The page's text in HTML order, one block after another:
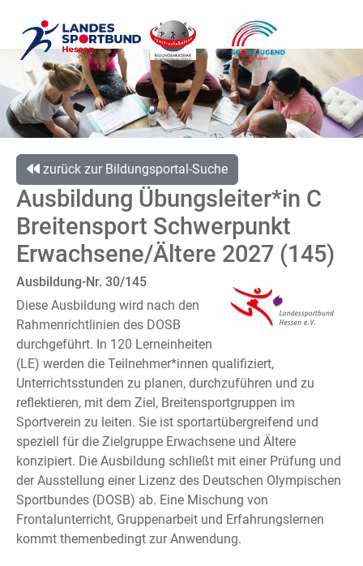
zurück zur Bildungsportal-Suche
Ausbildung Übungsleiter*in C
Breitensport Schwerpunkt
Erwachsene/Ältere 2027 (145)
Ausbildung-Nr. 30/145
Diese Ausbildung wird nach den
Rahmenrichtlinien des DOSB
durchgeführt. In 120 Lerneinheiten
(LE) werden die Teilnehmer*innen qualifiziert,
Unterrichtsstunden zu planen, durchzuführen und zu
reflektieren, mit dem Ziel, Breitensportgruppen im
Sportverein zu leiten. Sie ist sportartübergreifend und
speziell für die Zielgruppe Erwachsene und Ältere
konzipiert. Die Ausbildung schließt mit einer Prüfung und
der Ausstellung einer Lizenz des Deutschen Olympischen
Sportbundes (DOSB) ab. Eine Mischung von
Frontalunterricht, Gruppenarbeit und Erfahrungslernen
kommt themenbedingt zur Anwendung.